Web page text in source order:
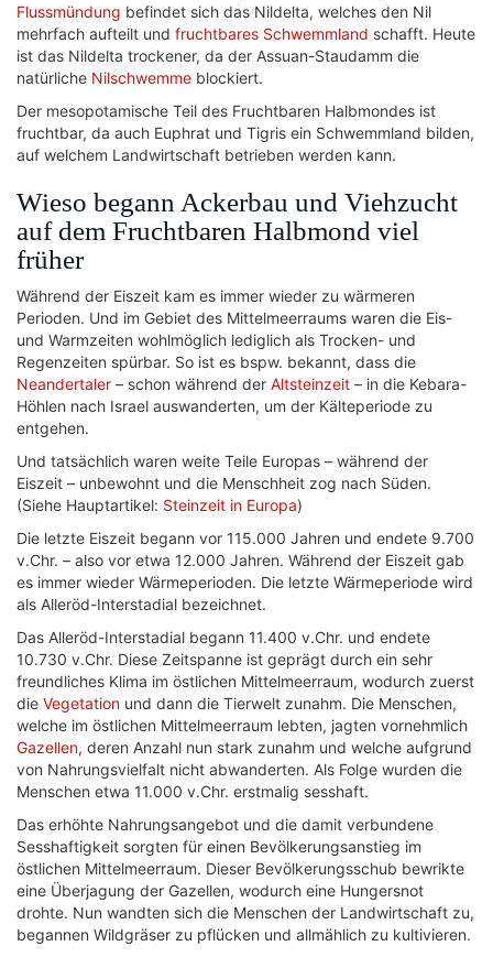
Flussmündung befindet sich das Nildelta, welches den Nil
mehrfach aufteilt und fruchtbares Schwemmland schafft. Heute
ist das Nildelta trockener, da der Assuan-Staudamm die
natürliche Nilschwemme blockiert.
Der mesopotamische Teil des Fruchtbaren Halbmondes ist
fruchtbar, da auch Euphrat und Tigris ein Schwemmland bilden,
auf welchem Landwirtschaft betrieben werden kann.
Wieso begann Ackerbau und Viehzucht
auf dem Fruchtbaren Halbmond viel
früher
Während der Eiszeit kam es immer wieder zu wärmeren
Perioden. Und im Gebiet des Mittelmeerraums waren die Eis-
und Warmzeiten wohlmöglich lediglich als Trocken- und
Regenzeiten spürbar. So ist es bspw. bekannt, dass die
Neandertaler – schon während der Altsteinzeit – in die Kebara-
Höhlen nach Israel auswanderten, um der Kälteperiode zu
entgehen.
Und tatsächlich waren weite Teile Europas – während der
Eiszeit – unbewohnt und die Menschheit zog nach Süden.
(Siehe Hauptartikel: Steinzeit in Europa)
Die letzte Eiszeit begann vor 115.000 Jahren und endete 9.700
v.Chr. – also vor etwa 12.000 Jahren. Während der Eiszeit gab
es immer wieder Wärmeperioden. Die letzte Wärmeperiode wird
als Alleröd-Interstadial bezeichnet.
Das Alleröd-Interstadial begann 11.400 v.Chr. und endete
10.730 v.Chr. Diese Zeitspanne ist geprägt durch ein sehr
freundliches Klima im östlichen Mittelmeerraum, wodurch zuerst
die Vegetation und dann die Tierwelt zunahm. Die Menschen,
welche im östlichen Mittelmeerraum lebten, jagten vornehmlich
Gazellen, deren Anzahl nun stark zunahm und welche aufgrund
von Nahrungsvielfalt nicht abwanderten. Als Folge wurden die
Menschen etwa 11.000 v.Chr. erstmalig sesshaft.
Das erhöhte Nahrungsangebot und die damit verbundene
Sesshaftigkeit sorgten für einen Bevölkerungsanstieg im
östlichen Mittelmeerraum. Dieser Bevölkerungsschub bewrikte
eine Überjagung der Gazellen, wodurch eine Hungersnot
drohte. Nun wandten sich die Menschen der Landwirtschaft zu,
begannen Wildgräser zu pflücken und allmählich zu kultivieren.